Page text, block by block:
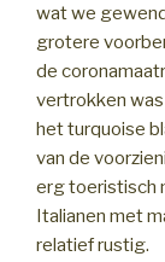
wat we
grotere
de
vertrokken
het turquoise
van de
erg toeristisch
Italianen met
relatief rustig.